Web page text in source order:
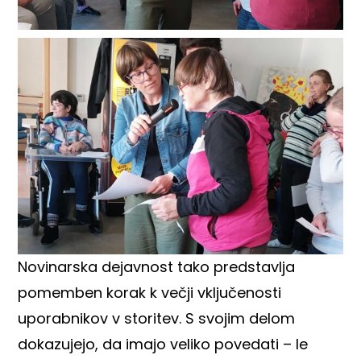
Novinarska dejavnost tako predstavlja
pomemben korak k večji vključenosti
uporabnikov v storitev. S svojim delom
dokazujejo, da imajo veliko povedati – le